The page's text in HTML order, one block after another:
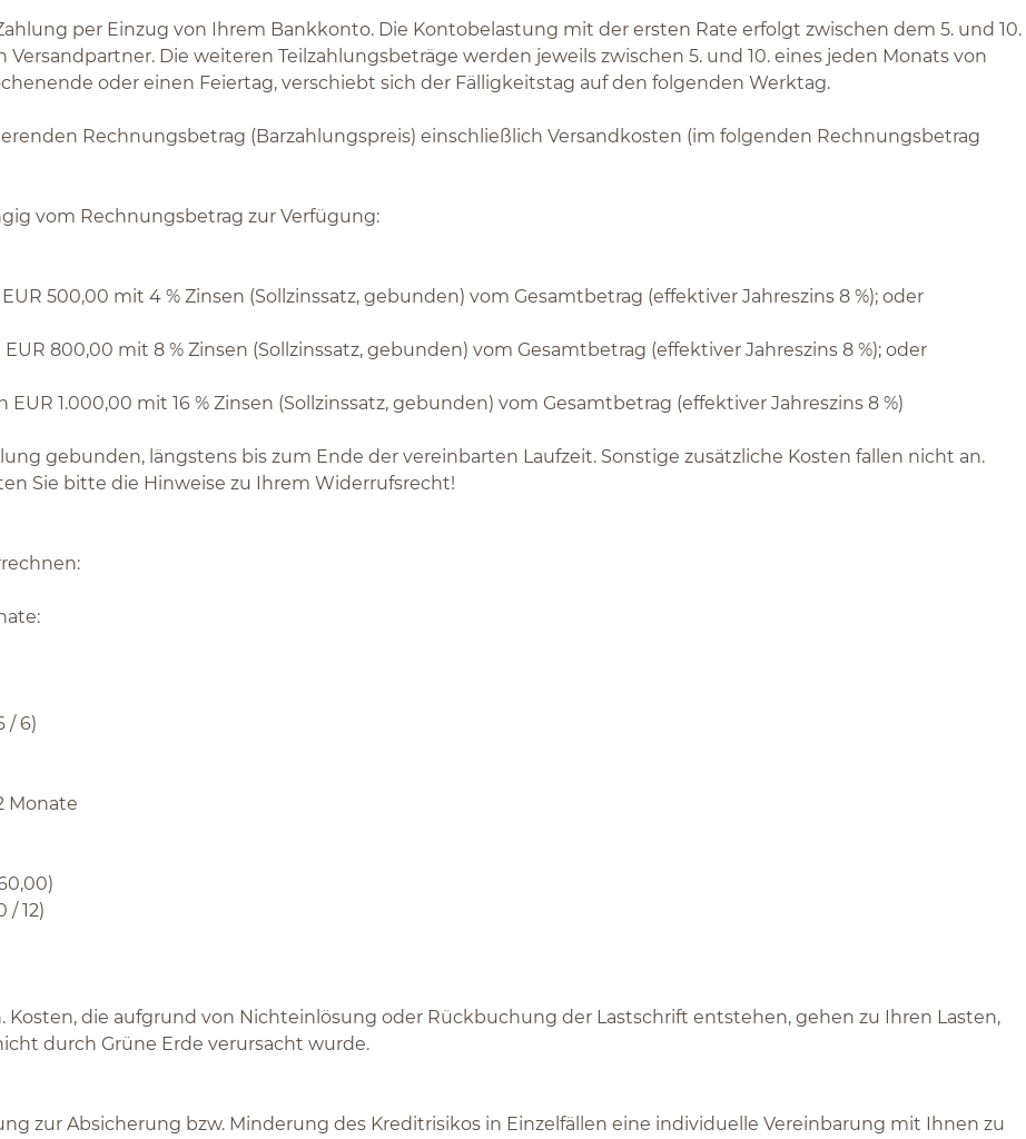
per Einzug von Ihrem Bankkonto. Die Kontobelastung mit der ersten Rate erfolgt zwischen dem 5. und 10.
Die weiteren Teilzahlungsbeträge werden jeweils zwischen 5. und 10. eines jeden Monats von
oder einen Feiertag, verschiebt sich der Fälligkeitstag auf den folgenden Werktag.
Rechnungsbetrag (Barzahlungspreis) einschließlich Versandkosten (im folgenden Rechnungsbetrag
vom Rechnungsbetrag zur Verfügung:
500,00 mit 4 % Zinsen (Sollzinssatz, gebunden) vom Gesamtbetrag (effektiver Jahreszins 8 %); oder
800,00 mit 8 % Zinsen (Sollzinssatz, gebunden) vom Gesamtbetrag (effektiver Jahreszins 8 %); oder
1.000,00 mit 16 % Zinsen (Sollzinssatz, gebunden) vom Gesamtbetrag (effektiver Jahreszins 8 %)
gebunden, längstens bis zum Ende der vereinbarten Laufzeit. Sonstige zusätzliche Kosten fallen nicht an.
Sie bitte die Hinweise zu Ihrem Widerrufsrecht!
/ 6)
Monate
/ 12)
Kosten, die aufgrund von Nichteinlösung oder Rückbuchung der Lastschrift entstehen, gehen zu Ihren Lasten,
durch Grüne Erde verursacht wurde.
zur Absicherung bzw. Minderung des Kreditrisikos in Einzelfällen eine individuelle Vereinbarung mit Ihnen zu